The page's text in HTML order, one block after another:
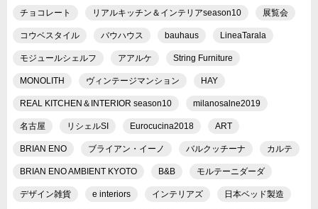
チョコレート リアルキッチン＆インテリアseason10 展覧会
コウベスタイル バウハウス bauhaus LineaTarala
モジュールシェルフ アアルケ String Furniture
MONOLITH ヴィンテージマンション HAY
REAL KITCHEN＆INTERIOR season10 milanosalne2019
名古屋 リシェルSI Eurocucina2018 ART
BRIAN ENO ブライアン・イーノ バルクッチーナ カルテ
BRIAN ENO AMBIENT KYOTO B&B モルテーニダーダ
デザイン雑貨 e interiors インテリアズ 日本ベッド製造